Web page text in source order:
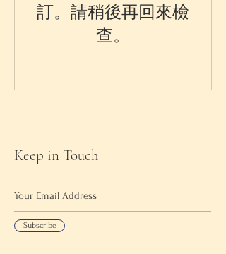
訂。請稍後再回來檢
查。
Keep in Touch
Subscribe